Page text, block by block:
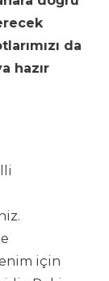
da
hazır
için